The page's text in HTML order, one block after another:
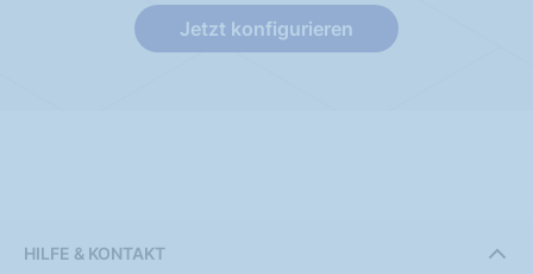
Jetzt konfigurieren
HILFE & KONTAKT